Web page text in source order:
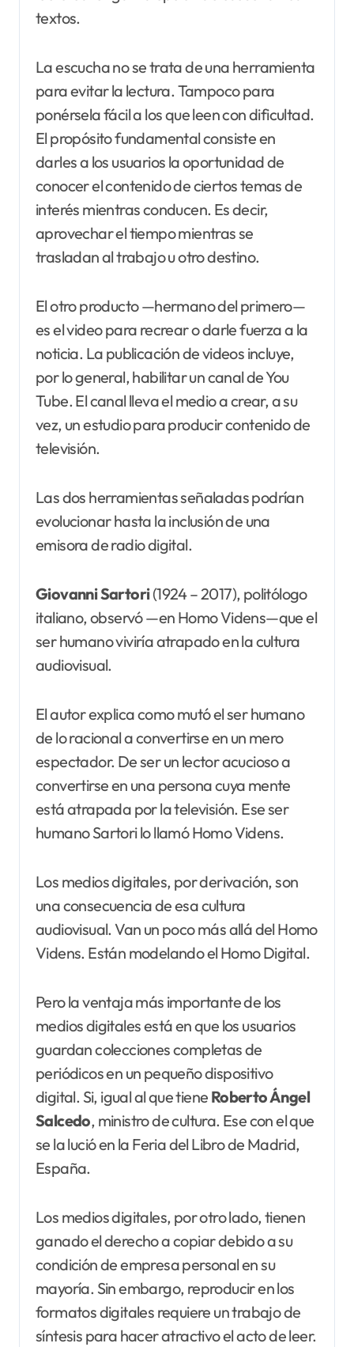
textos.
La escucha no se trata de una herramienta
para evitar la lectura. Tampoco para
ponérsela fácil a los que leen con dificultad.
El propósito fundamental consiste en
darles a los usuarios la oportunidad de
conocer el contenido de ciertos temas de
interés mientras conducen. Es decir,
aprovechar el tiempo mientras se
trasladan al trabajo u otro destino.
El otro producto —hermano del primero—
es el video para recrear o darle fuerza a la
noticia. La publicación de videos incluye,
por lo general, habilitar un canal de You
Tube. El canal lleva el medio a crear, a su
vez, un estudio para producir contenido de
televisión.
Las dos herramientas señaladas podrían
evolucionar hasta la inclusión de una
emisora de radio digital.
Giovanni Sartori(1924 – 2017), politólogo
italiano, observó —en Homo Videns—que el
ser humano viviría atrapado en la cultura
audiovisual.
El autor explica como mutó el ser humano
de lo racional a convertirse en un mero
espectador. De ser un lector acucioso a
convertirse en una persona cuya mente
está atrapada por la televisión. Ese ser
humano Sartori lo llamó Homo Videns.
Los medios digitales, por derivación, son
una consecuencia de esa cultura
audiovisual. Van un poco más allá del Homo
Videns. Están modelando el Homo Digital.
Pero la ventaja más importante de los
medios digitales está en que los usuarios
guardan colecciones completas de
periódicos en un pequeño dispositivo
digital. Si, igual al que tiene RobertoÁngel
Salcedo, ministro de cultura. Ese con el que
se la lució en la Feria del Libro de Madrid,
España.
Los medios digitales, por otro lado, tienen
ganado el derecho a copiar debido a su
condición de empresa personal en su
mayoría. Sin embargo, reproducir en los
formatos digitales requiere un trabajo de
síntesis para hacer atractivo el acto de leer.